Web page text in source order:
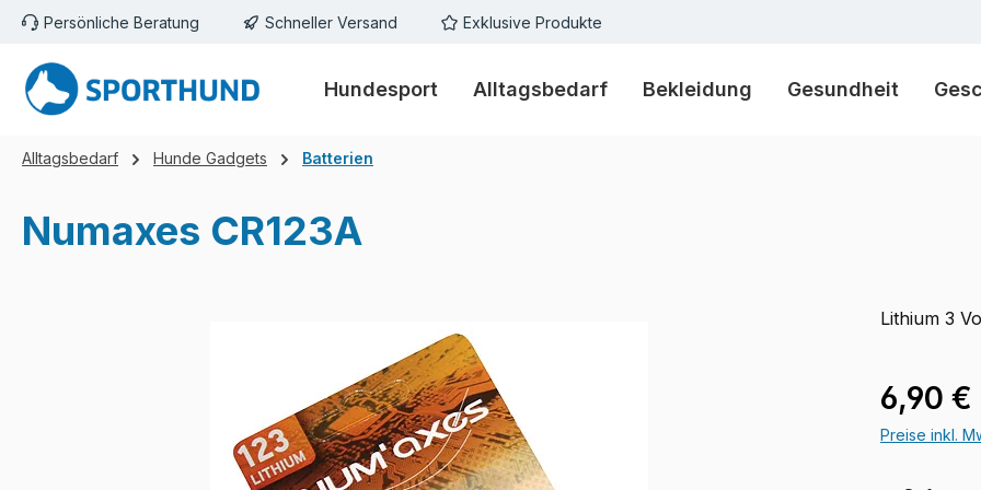
Hauptinhalt springen
Zur Suche springen
Zur Hauptnavigation springen
Persönliche Beratung Schneller Versand Exklusive Produkte
Hundesport Alltagsbedarf Bekleidung Gesundheit
Alltagsbedarf Hunde Gadgets Batterien
Numaxes CR123A
Lithium 3
Regulärer
6,90 €
Preise inkl.